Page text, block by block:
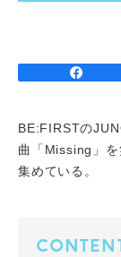
BE:FIRSTの
曲「Missing」
集めている。